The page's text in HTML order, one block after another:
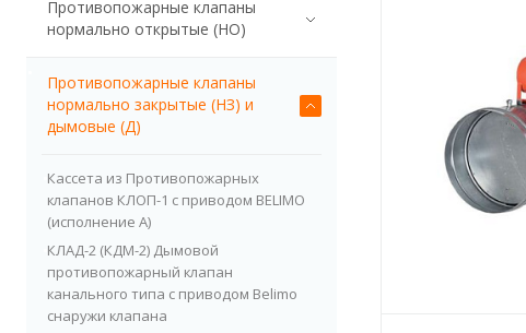
Противопожарные клапаны
нормально открытые (НО)
Противопожарные клапаны
нормально закрытые (НЗ) и
дымовые (Д)
Кассета из Противопожарных
клапанов КЛОП-1 с приводом BELIMO
(исполнение А)
КЛАД-2 (КДМ-2) Дымовой
противопожарный клапан
канального типа с приводом Belimo
снаружи клапана